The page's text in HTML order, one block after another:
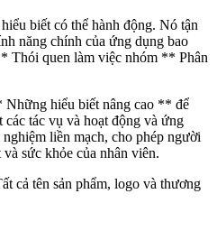
biết có thể hành động. Nó tận
năng chính của ứng dụng bao
Thói quen làm việc nhóm ** Phân
Những hiểu biết nâng cao ** để
tác vụ và hoạt động và ứng
liền mạch, cho phép người
sức khỏe của nhân viên.
cả tên sản phẩm, logo và thương